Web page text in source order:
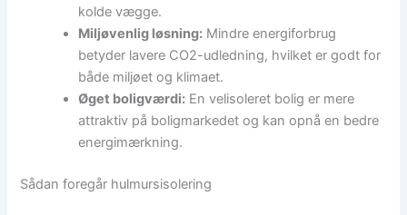
kolde vægge.
Miljøvenlig løsning: Mindre energiforbrug
betyder lavere CO2-udledning, hvilket er godt for
både miljøet og klimaet.
Øget boligværdi: En velisoleret bolig er mere
attraktiv på boligmarkedet og kan opnå en bedre
energimærkning.
Sådan foregår hulmursisolering